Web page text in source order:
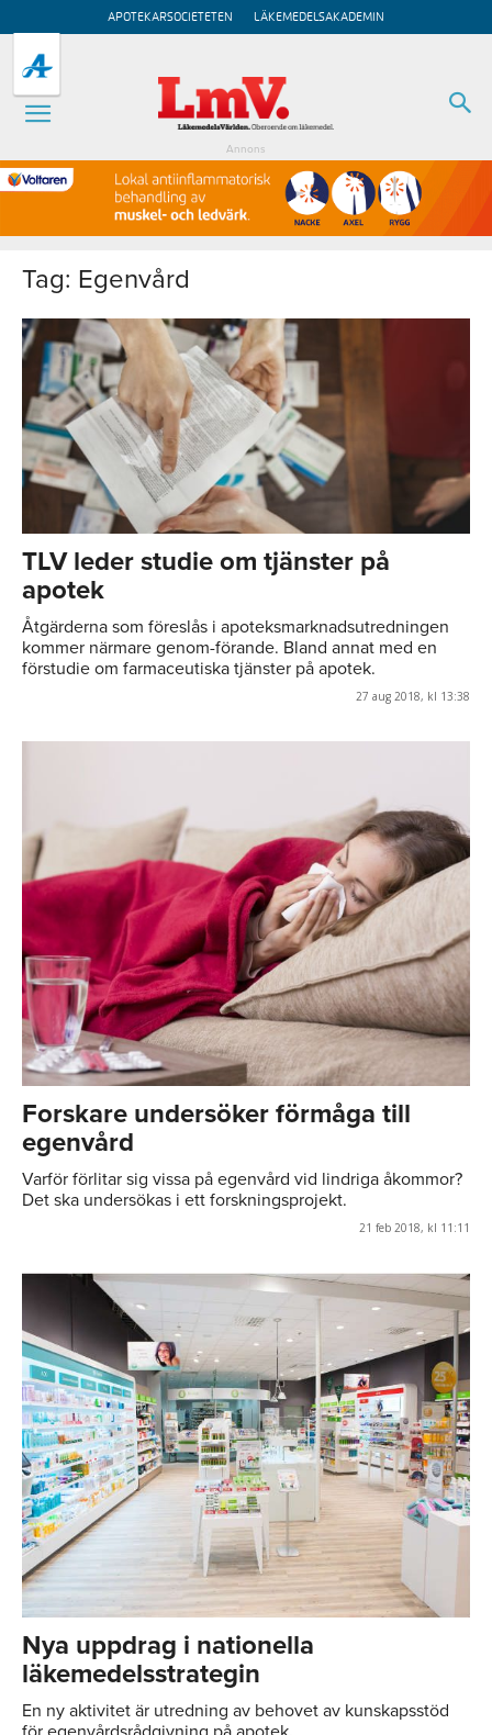
APOTEKARSOCIETETEN LÄKEMEDELSAKADEMIN
Annons
Tag: Egenvård
TLV leder studie om tjänster på
apotek
Åtgärderna som föreslås i apoteksmarknadsutredningen
kommer närmare genom-förande. Bland annat med en
förstudie om farmaceutiska tjänster på apotek.
27 aug 2018, kl 13:38
Forskare undersöker förmåga till
egenvård
Varför förlitar sig vissa på egenvård vid lindriga åkommor?
Det ska undersökas i ett forskningsprojekt.
21 feb 2018, kl 11:11
Nya uppdrag i nationella
läkemedelsstrategin
En ny aktivitet är utredning av behovet av kunskapsstöd